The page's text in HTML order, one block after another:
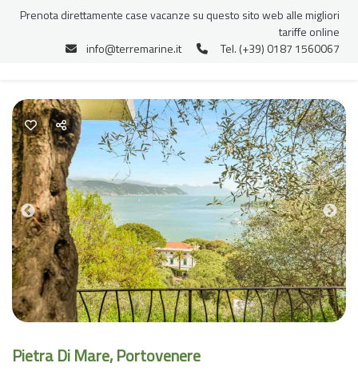
Previous
Pietra Di Mare, Portovenere
Prenota direttamente case vacanze su questo sito web alle migliori
tariffe online
info@terremarine.it
Tel. (+39) 0187 1560067